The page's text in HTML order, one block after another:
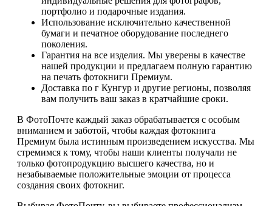
портфолио и подарочные издания.
Использование исключительно качественной
бумаги и печатное оборудование последнего
поколения.
Гарантия на все изделия. Мы уверены в качестве
нашей продукции и предлагаем полную гарантию
на печать фотокниги Премиум.
Доставка по г Кунгур и другие регионы, позволяя
вам получить ваш заказ в кратчайшие сроки.
В ФотоПочте каждый заказ обрабатывается с особым
вниманием и заботой, чтобы каждая фотокнига
Премиум была истинным произведением искусства. Мы
стремимся к тому, чтобы наши клиенты получали не
только фотопродукцию высшего качества, но и
незабываемые положительные эмоции от процесса
создания своих фотокниг.